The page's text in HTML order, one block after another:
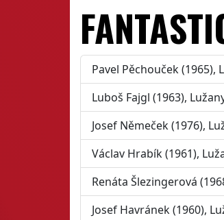
Pavel Pěchouček (1965),
Luboš Fajgl (1963),
Josef Němeček (1976),
Václav Hrabík (1961),
Renáta Šlezingerová
Josef Havránek (1960),